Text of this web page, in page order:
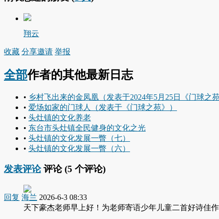
翔云
收藏 分享邀请 举报
全部作者的其他最新日志
• 乡村飞出来的金凤凰（发表于2024年5月25日《门球之
• 爱场如家的门球人（发表于《门球之苑》）
• 头灶镇的文化养老
• 东台市头灶镇全民健身的文化之光
• 头灶镇的文化发展一瞥（七）
• 头灶镇的文化发展一瞥（六）
发表评论评论 (5 个评论)
回复 海兰 2026-6-3 08:33
天下豪杰老师早上好！为老师寄语少年儿童二首好诗佳作